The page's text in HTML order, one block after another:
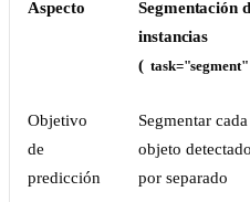
Aspecto
Segmentación
instancias
( task="segment"
Objetivo
de
predicción
Segmentar cada
objeto detectado
por separado